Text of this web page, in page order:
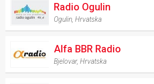
Radio Ogulin
Ogulin ,Hrvatska
Alfa BBR Radio
Bjelovar,Hrvatska